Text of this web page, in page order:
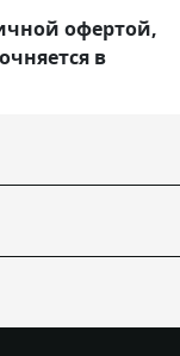
офертой,
в